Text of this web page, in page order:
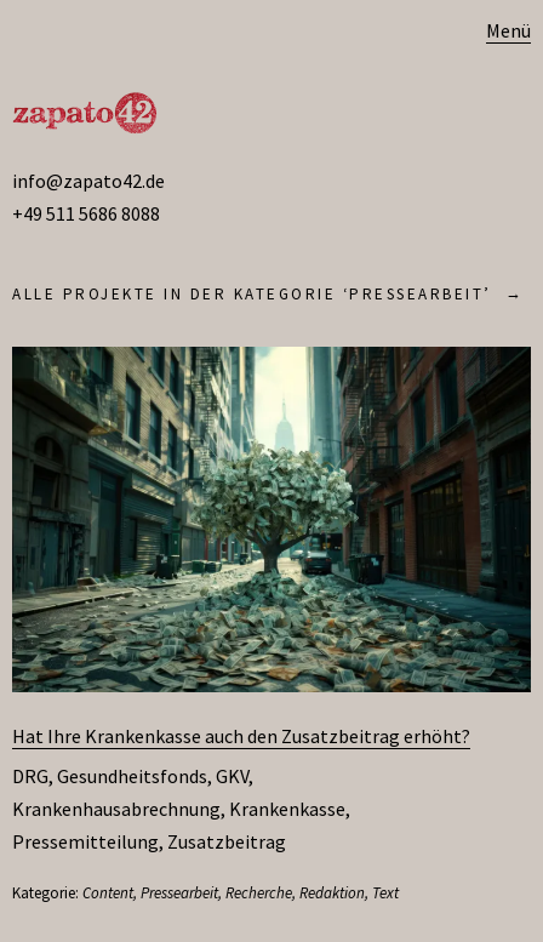
Menü
info@zapato42.de
+49 511 5686 8088
ALLE PROJEKTE IN DER KATEGORIE ‘PRESSEARBEIT’
Hat Ihre Krankenkasse auch den Zusatzbeitrag erhöht?
DRG, Gesundheitsfonds, GKV,
Krankenhausabrechnung, Krankenkasse,
Pressemitteilung, Zusatzbeitrag
Kategorie: Content, Pressearbeit, Recherche, Redaktion, Text